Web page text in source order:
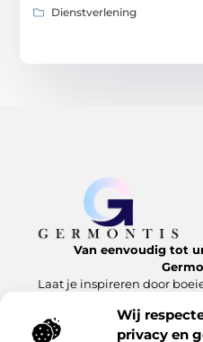
Wij
privacy en
Dienstverlening
Van eenvoudig tot
Laat je inspireren door